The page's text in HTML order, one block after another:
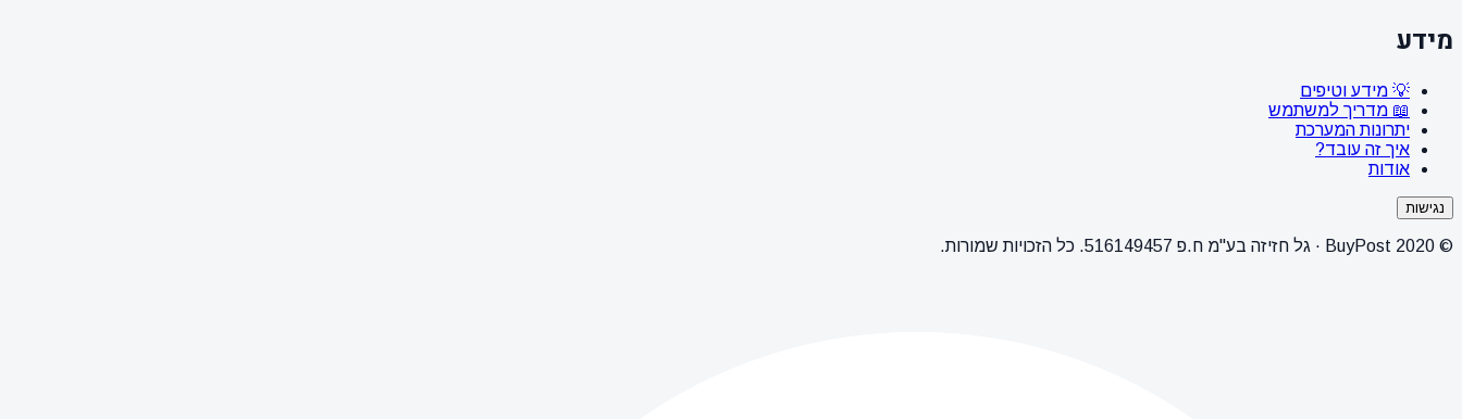
מידע
💡 מידע וטיפים
📖 מדריך למשתמש
יתרונות המערכת
איך זה עובד?
אודות
נגישות
© 2020 BuyPost · גל חזיזה בע"מ ח.פ 516149457. כל הזכויות שמורות.